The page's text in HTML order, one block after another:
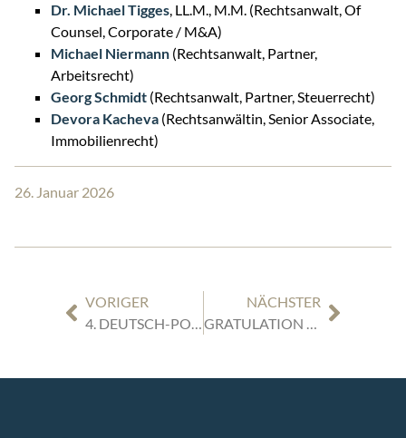
Dr. Michael Tigges, LL.M., M.M. (Rechtsanwalt, Of
Counsel, Corporate / M&A)
Michael Niermann (Rechtsanwalt, Partner,
Arbeitsrecht)
Georg Schmidt (Rechtsanwalt, Partner, Steuerrecht)
Devora Kacheva (Rechtsanwältin, Senior Associate,
Immobilienrecht)
26. Januar 2026
VORIGER
4. DEUTSCH-POLNISCHER UNTERNEHMENSDIALOG IN NORDRHEIN-WESTFALEN
NÄCHSTER
GRATULATION ZUR AUFNAHME IN DIE RECHTSANWALTSKAMMER DÜSSELDORF